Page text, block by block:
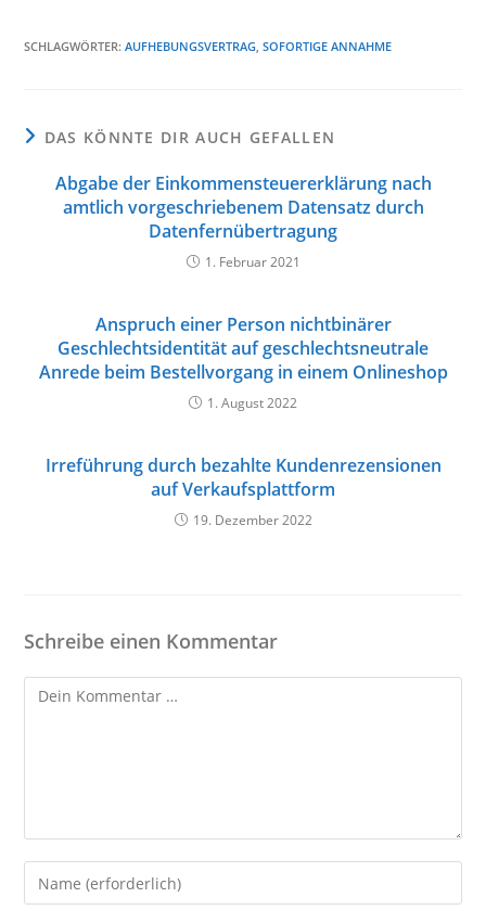
SCHLAGWÖRTER:AUFHEBUNGSVERTRAG, SOFORTIGE ANNAHME
DAS KÖNNTE DIR AUCH GEFALLEN
Abgabe der Einkommensteuererklärung nach
amtlich vorgeschriebenem Datensatz durch
Datenfernübertragung
1. Februar 2021
Anspruch einer Person nichtbinärer
Geschlechtsidentität auf geschlechtsneutrale
Anrede beim Bestellvorgang in einem Onlineshop
1. August 2022
Irreführung durch bezahlte Kundenrezensionen
auf Verkaufsplattform
19. Dezember 2022
Schreibe einen Kommentar
Kommentar
Gib
deinen